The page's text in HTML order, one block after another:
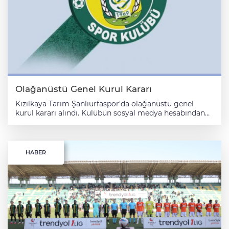
Olağanüstü Genel Kurul Kararı
Kızılkaya Tarım Şanlıurfaspor'da olağanüstü genel
kurul kararı alındı. Kulübün sosyal medya hesabından
duyuruldu. Söz konusu tarihte yeterli çoğunluk
sağlanamazsa genel kurulun, 7 Nisan Pazartesi günü
aynı yer ve saatte yapılacağı kaydedildi.
HABER